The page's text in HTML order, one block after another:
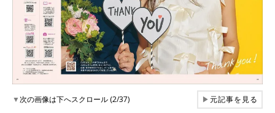
▼次の画像は下へスクロール (2/37) ▶元記事を見る